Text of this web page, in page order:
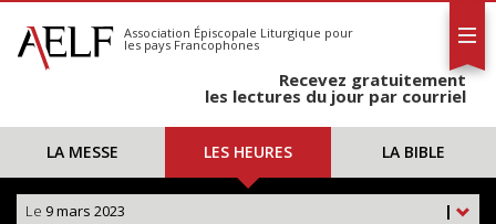
S'abonner
Calendrier
Association Épiscopale Liturgique pour
les pays Francophones
Recevez gratuitement
les lectures du jour par courriel
LA MESSE LES HEURES LA BIBLE
|
Le 9 mars 2023